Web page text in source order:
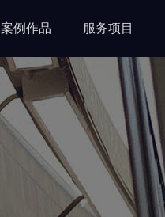
案例作品 服务项目